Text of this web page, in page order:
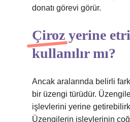
donatı görevi görür.
Çiroz yerine
kullanılır mı?
Ancak aralarında belirli
bir üzengi türüdür.
işlevlerini yerine
Üzengilerin işlevlerinin